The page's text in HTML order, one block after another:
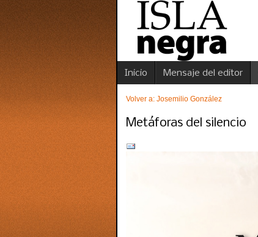
Inicio Mensaje del editor
Volver a: Josemilio González
Metáforas del silencio